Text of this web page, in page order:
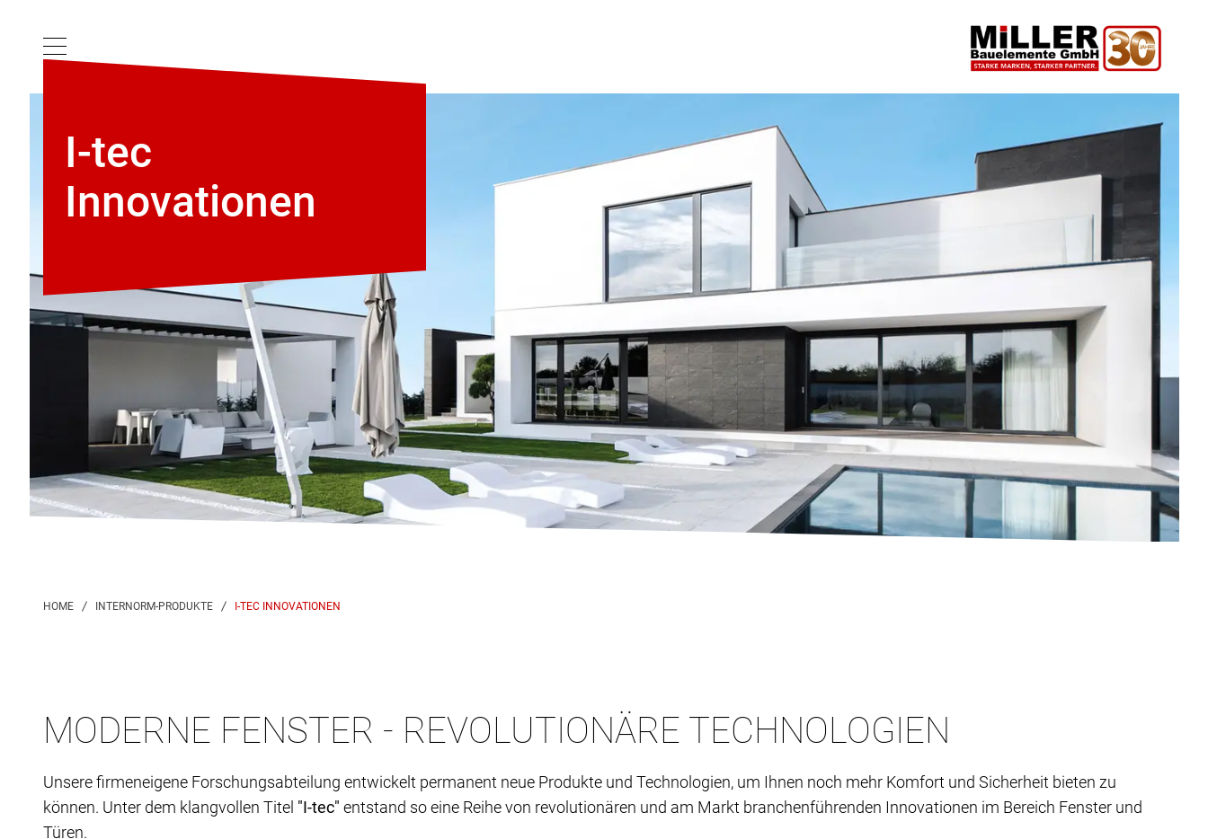
I-tec
Innovationen
I-TEC INNOVATIONEN
MODERNE FENSTER - REVOLUTIONÄRE TECHNOLOGIEN
Unsere firmeneigene Forschungsabteilung entwickelt permanent neue Produkte und Technologien, um Ihnen noch mehr Komfort und Sicherheit bieten zu
können. Unter dem klangvollen Titel "I-tec" entstand so eine Reihe von revolutionären und am Markt branchenführenden Innovationen im Bereich Fenster und
Türen.